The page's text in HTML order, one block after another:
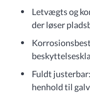
Letvægts og
der løser
Fuldt
henhold til